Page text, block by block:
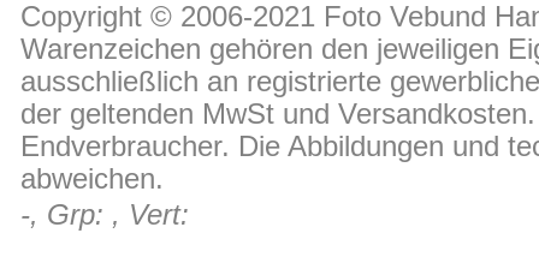
Copyright © 2006-2021 Foto Vebund
Warenzeichen gehören den jeweiligen
ausschließlich an registrierte
der geltenden MwSt und
Endverbraucher. Die Abbildungen und
abweichen.
-, Grp: , Vert: